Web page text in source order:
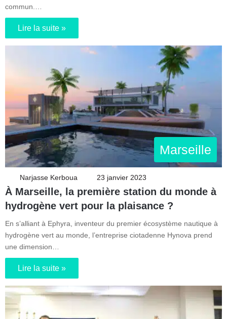
commun.…
Lire la suite »
Marseille
Narjasse Kerboua 23 janvier 2023
À Marseille, la première station du monde à
hydrogène vert pour la plaisance ?
En s’alliant à Ephyra, inventeur du premier écosystème nautique à
hydrogène vert au monde, l’entreprise ciotadenne Hynova prend
une dimension…
Lire la suite »